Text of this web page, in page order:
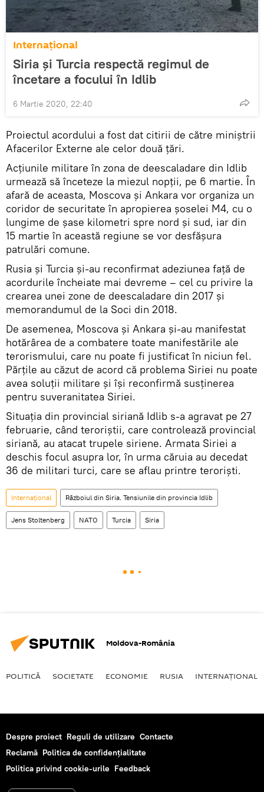
Internaţional
Siria și Turcia respectă regimul de
încetare a focului în Idlib
6 Martie 2020, 22:40
Proiectul acordului a fost dat citirii de către miniștrii
Afacerilor Externe ale celor două țări.
Acțiunile militare în zona de deescaladare din Idlib
urmează să înceteze la miezul nopții, pe 6 martie. În
afară de aceasta, Moscova și Ankara vor organiza un
coridor de securitate în apropierea șoselei M4, cu o
lungime de șase kilometri spre nord și sud, iar din
15 martie în această regiune se vor desfășura
patrulări comune.
Rusia și Turcia și-au reconfirmat adeziunea față de
acordurile încheiate mai devreme – cel cu privire la
crearea unei zone de deescaladare din 2017 și
memorandumul de la Soci din 2018.
De asemenea, Moscova și Ankara și-au manifestat
hotărârea de a combatere toate manifestările ale
terorismului, care nu poate fi justificat în niciun fel.
Părțile au căzut de acord că problema Siriei nu poate
avea soluții militare și își reconfirmă susținerea
pentru suveranitatea Siriei.
Situația din provincial siriană Idlib s-a agravat pe 27
februarie, când teroriștii, care controlează provincial
siriană, au atacat trupele siriene. Armata Siriei a
deschis focul asupra lor, în urma căruia au decedat
36 de militari turci, care se aflau printre teroriști.
Internaţional Războiul din Siria. Tensiunile din provincia Idlib
Jens Stoltenberg NATO Turcia Siria
Moldova-România
POLITICĂ SOCIETATE ECONOMIE RUSIA INTERNAŢIONAL
Despre proiect Reguli de utilizare Contacte
Reclamă Politica de confidențialitate
Politica privind cookie-urile Feedback